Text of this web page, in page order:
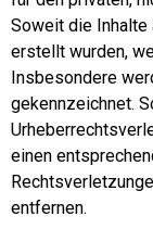
Soweit die
erstellt wurden,
Insbesondere
gekennzeichnet.
einen
entfernen.